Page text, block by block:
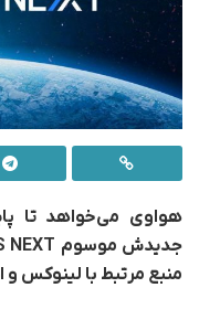
هواوی می‌خواهد تا
منبع مرتبط با لینوکس و